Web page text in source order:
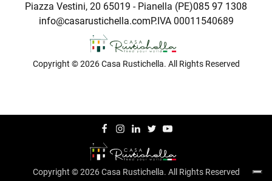
Piazza Vestini, 20 65019 - Pianella (PE)085 97 1308
info@casarustichella.comP.IVA 00011540689
Copyright © 2026 Casa Rustichella. All Rights Reserved
Copyright © 2026 Casa Rustichella. All Rights Reserved